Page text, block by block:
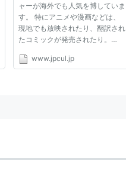
ャーが海外でも人気を博していま
す。 特にアニメや漫画などは、
現地でも放映されたり、翻訳され
たコミックが発売されたり。
www.jpcul.jp